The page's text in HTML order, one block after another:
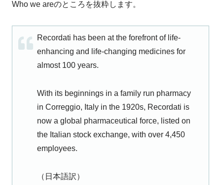
Who we areのところを抜粋します。
Recordati has been at the forefront of life-
enhancing and life-changing medicines for
almost 100 years.
With its beginnings in a family run pharmacy
in Correggio, Italy in the 1920s, Recordati is
now a global pharmaceutical force, listed on
the Italian stock exchange, with over 4,450
employees.
（日本語訳）